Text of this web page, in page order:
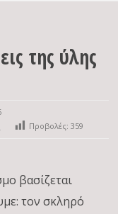
της ύλης
Προβολές: 359
βασίζεται
τον σκληρό